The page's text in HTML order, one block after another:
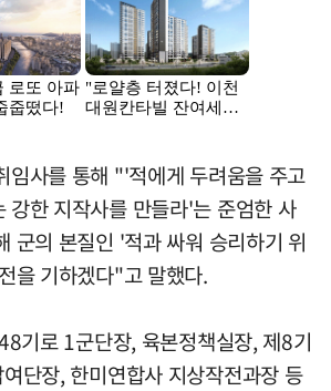
임사를 통해 "'적에게 두려움을 주고
강한 지작사를 만들라'는 준엄한 사
군의 본질인 '적과 싸워 승리하기 위
을 기하겠다"고 말했다.
기로 1군단장, 육본정책실장, 제8기
단장, 한미연합사 지상작전과장 등